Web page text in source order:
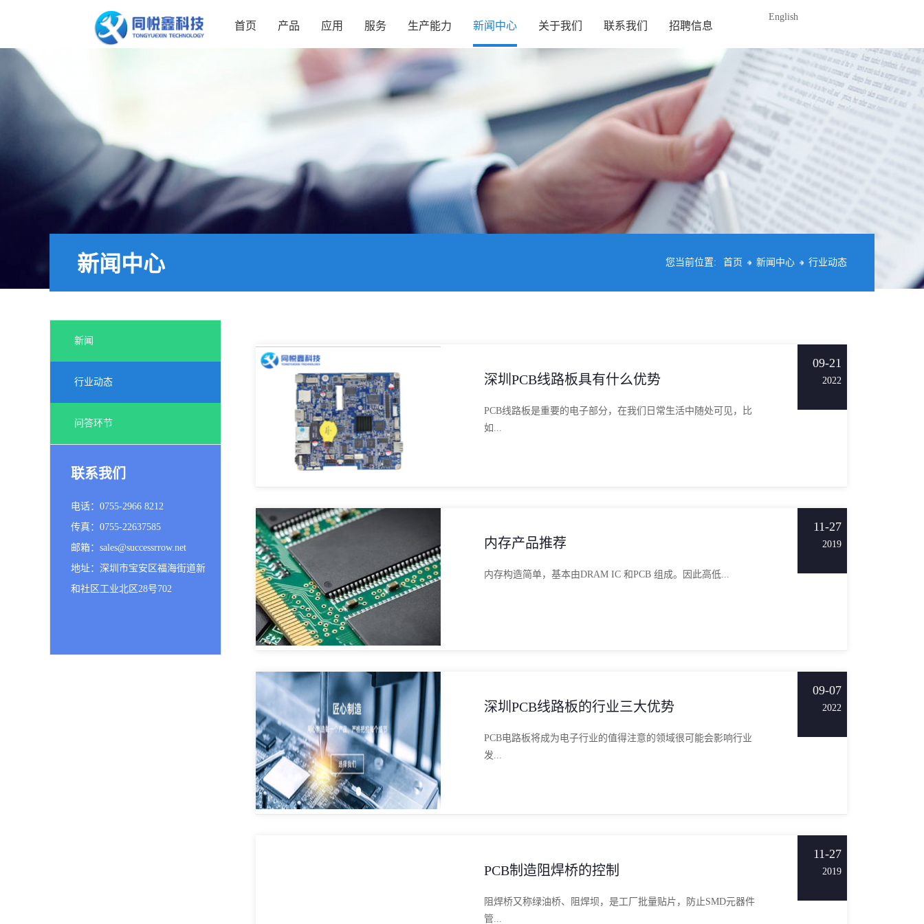
首页 产品 应用 服务 生产能力 新闻中心 关于我们 联系我们 招聘信息
English
您当前位置: 首页 新闻中心 行业动态
新闻中心
新闻
行业动态
问答环节
联系我们
电话：0755-2966 8212
传真：0755-22637585
邮箱：sales@successrrow.net
地址：深圳市宝安区福海街道新
和社区工业北区28号702
深圳PCB线路板具有什么优势
PCB线路板是重要的电子部分，在我们日常生活中随处可见，比
如...
09-21
2022
内存产品推荐
内存构造简单，基本由DRAM IC 和PCB 组成。因此高低...
11-27
2019
深圳PCB线路板的行业三大优势
PCB电路板将成为电子行业的值得注意的领域很可能会影响行业
发...
09-07
2022
PCB制造阻焊桥的控制
阻焊桥又称绿油桥、阻焊坝，是工厂批量贴片，防止SMD元器件
管...
11-27
2019